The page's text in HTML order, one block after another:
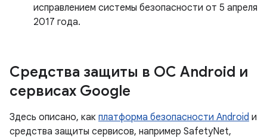
исправлением системы безопасности от 5 апреля
2017 года.
Средства защиты в ОС Android и
сервисах Google
Здесь описано, как платформа безопасности Android и
средства защиты сервисов, например SafetyNet,